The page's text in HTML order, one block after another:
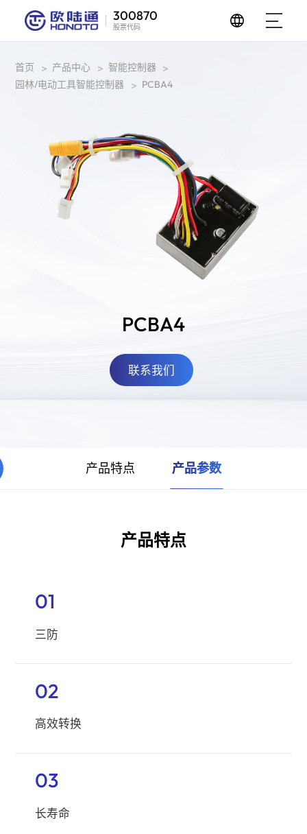
300870
股票代码
首页 > 产品中心 > 智能控制器 >
园林/电动工具智能控制器 > PCBA4
PCBA4
联系我们
产品特点 产品参数
产品特点
01
三防
02
高效转换
03
长寿命